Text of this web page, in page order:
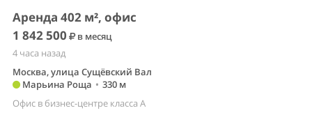
Аренда 402 м², офис
1 842 500
в месяц
4 часа назад
Москва, улица Сущёвский Вал
Марьина Роща • 330 м
Офис в бизнес-центре класса A